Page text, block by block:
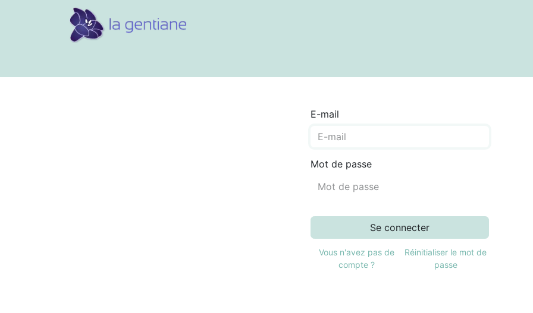
E-mail
Mot de passe
Se connecter
Vous n'avez pas de
compte ?
Réinitialiser le mot de
passe